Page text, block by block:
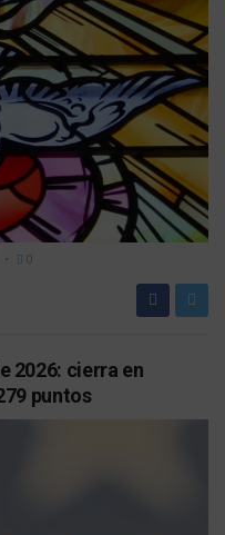
0
2026: cierra en
puntos